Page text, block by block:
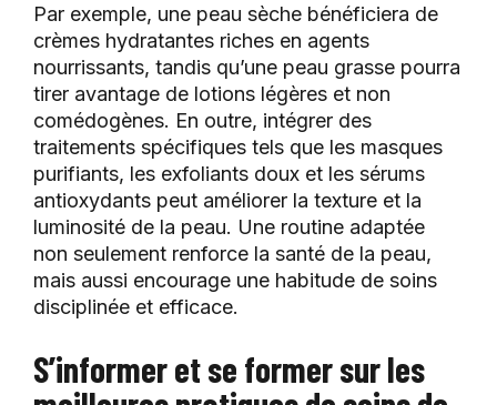
Par exemple, une peau sèche bénéficiera de
crèmes hydratantes riches en agents
nourrissants, tandis qu’une peau grasse pourra
tirer avantage de lotions légères et non
comédogènes. En outre, intégrer des
traitements spécifiques tels que les masques
purifiants, les exfoliants doux et les sérums
antioxydants peut améliorer la texture et la
luminosité de la peau. Une routine adaptée
non seulement renforce la santé de la peau,
mais aussi encourage une habitude de soins
disciplinée et efficace.
S’informer et se former sur les